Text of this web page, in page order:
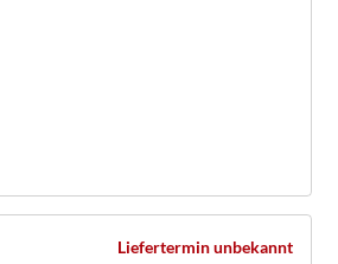
Liefertermin unbekannt